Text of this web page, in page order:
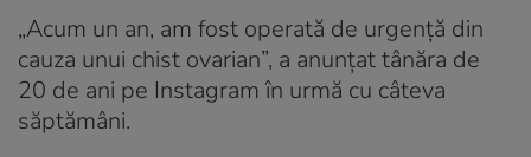
„Acum un an, am fost operată de urgență din
cauza unui chist ovarian”, a anunțat tânăra de
20 de ani pe Instagram în urmă cu câteva
săptămâni.